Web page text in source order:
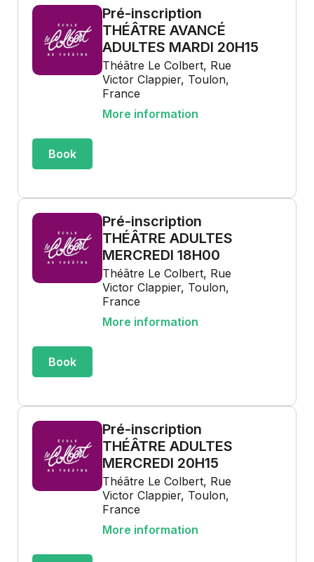
Pré-inscription
THÉÂTRE AVANCÉ
ADULTES MARDI 20H15
Théâtre Le Colbert, Rue
Victor Clappier, Toulon,
France
More information
Book
Pré-inscription
THÉÂTRE ADULTES
MERCREDI 18H00
Théâtre Le Colbert, Rue
Victor Clappier, Toulon,
France
More information
Book
Pré-inscription
THÉÂTRE ADULTES
MERCREDI 20H15
Théâtre Le Colbert, Rue
Victor Clappier, Toulon,
France
More information